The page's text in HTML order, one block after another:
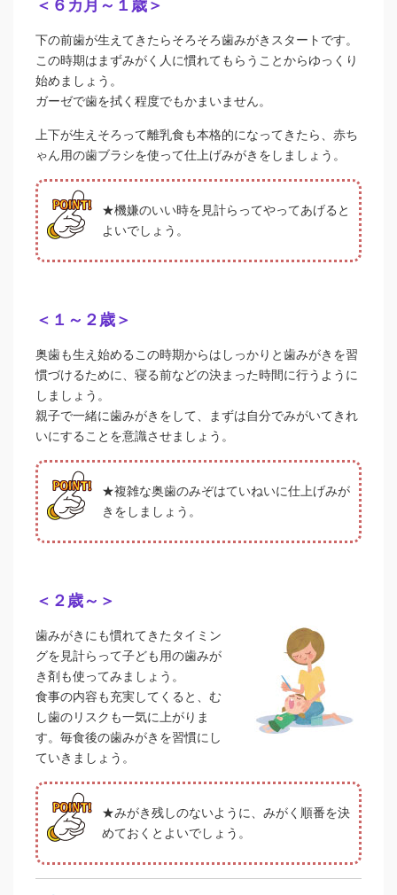
＜６カ月～１歳＞
下の前歯が生えてきたらそろそろ歯みがきスタートです。
この時期はまずみがく人に慣れてもらうことからゆっくり
始めましょう。
ガーゼで歯を拭く程度でもかまいません。
上下が生えそろって離乳食も本格的になってきたら、赤ち
ゃん用の歯ブラシを使って仕上げみがきをしましょう。
★機嫌のいい時を見計らってやってあげると
よいでしょう。
＜１～２歳＞
奥歯も生え始めるこの時期からはしっかりと歯みがきを習
慣づけるために、寝る前などの決まった時間に行うように
しましょう。
親子で一緒に歯みがきをして、まずは自分でみがいてきれ
いにすることを意識させましょう。
★複雑な奥歯のみぞはていねいに仕上げみが
きをしましょう。
＜２歳～＞
歯みがきにも慣れてきたタイミン
グを見計らって子ども用の歯みが
き剤も使ってみましょう。
食事の内容も充実してくると、む
し歯のリスクも一気に上がりま
す。毎食後の歯みがきを習慣にし
ていきましょう。
★みがき残しのないように、みがく順番を決
めておくとよいでしょう。